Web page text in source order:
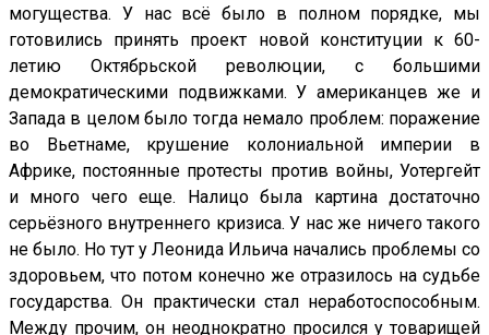
могущества. У нас всё было в полном порядке, мы
готовились принять проект новой конституции к 60-
летию Октябрьской революции, с большими
демократическими подвижками. У американцев же и
Запада в целом было тогда немало проблем: поражение
во Вьетнаме, крушение колониальной империи в
Африке, постоянные протесты против войны, Уотергейт
и много чего еще. Налицо была картина достаточно
серьёзного внутреннего кризиса. У нас же ничего такого
не было. Но тут у Леонида Ильича начались проблемы со
здоровьем, что потом конечно же отразилось на судьбе
государства. Он практически стал неработоспособным.
Между прочим, он неоднократно просился у товарищей